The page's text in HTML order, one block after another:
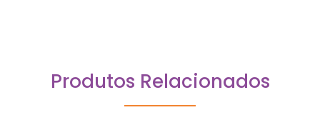
Produtos Relacionados